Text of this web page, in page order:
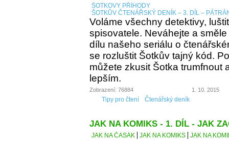
ŠOTKOVY PŘÍHODY
ŠOTKŮV ČTENÁŘSKÝ DENÍK – 3. DÍL –
Voláme všechny detektivy,
spisovatele. Neváhejte a
dílu našeho seriálu o
se rozluštit Šotkův tajný kód.
můžete zkusit Šotka trumfnout
lepším.
Zobrazení: 76884 1. 10. 2015
Tipy pro čtení Čtenářský deník
JAK NA KOMIKS - 1. DÍL - JAK
JAK NA ČASÁK JAK NA KOMIKS JAK NA